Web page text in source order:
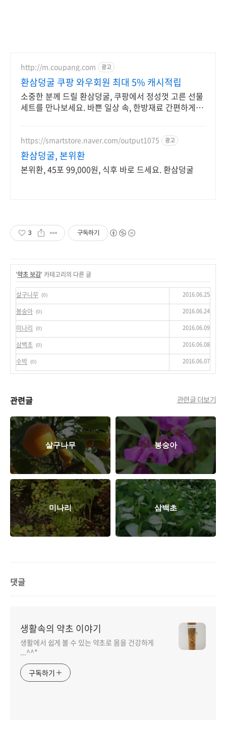
http://m.coupang.com 광고
환삼덩굴 쿠팡 와우회원 최대 5% 캐시적립
소중한 분께 드릴 환삼덩굴, 쿠팡에서 정성껏 고른 선물
세트를 만나보세요. 바쁜 일상 속, 한방재료 간편하게 섭
https://smartstore.naver.com/output1075 광고
환삼덩굴, 본위환
본위환, 45포 99,000원, 식후 바로 드세요. 환삼덩굴
3 구독하기
'약초 보감' 카테고리의 다른 글
살구나무 (0) 2016.06.25
봉숭아 (0) 2016.06.24
미나리 (0) 2016.06.09
삼백초 (0) 2016.06.08
수박 (0) 2016.06.07
관련글 관련글 더보기
살구나무 봉숭아
미나리 삼백초
댓글
생활속의 약초 이야기
생활에서 쉽게 볼 수 있는 약초로 몸을 건강하게
...^^*
구독하기